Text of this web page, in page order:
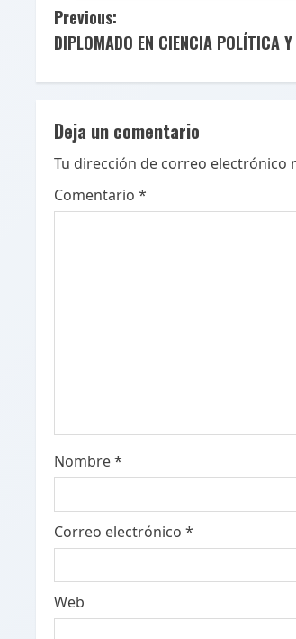
C
o
n
t
i
n
d
i
n
g
Previous:
DIPLOMADO EN CIENCIA POLÍTICA
Deja un comentario
Tu dirección de correo electrónico
Comentario *
Nombre*
Correo electrónico *
Web